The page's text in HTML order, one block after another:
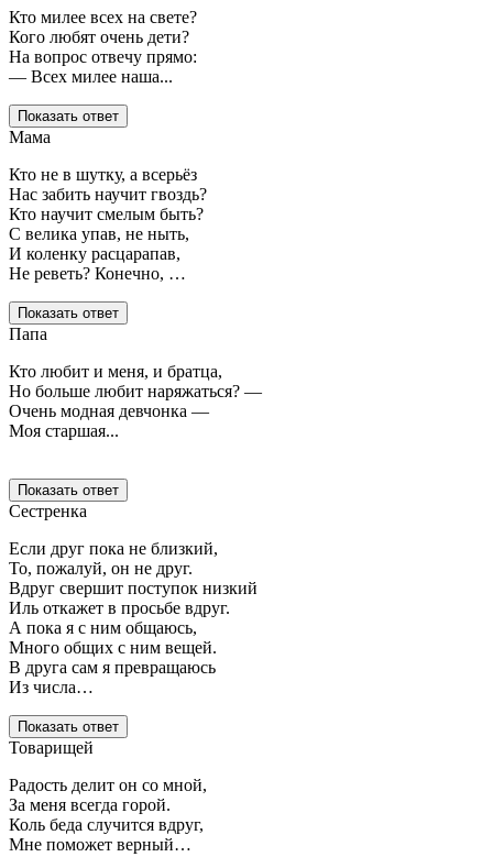
Кто милее всех на свете?
Кого любят очень дети?
На вопрос отвечу прямо:
— Всех милее наша...
Показать ответ
Мама
Кто не в шутку, а всерьёз
Нас забить научит гвоздь?
Кто научит смелым быть?
С велика упав, не ныть,
И коленку расцарапав,
Не реветь? Конечно, …
Показать ответ
Папа
Кто любит и меня, и братца,
Но больше любит наряжаться? —
Очень модная девчонка —
Моя старшая...
Показать ответ
Сестренка
Если друг пока не близкий,
То, пожалуй, он не друг.
Вдруг свершит поступок низкий
Иль откажет в просьбе вдруг.
А пока я с ним общаюсь,
Много общих с ним вещей.
В друга сам я превращаюсь
Из числа…
Показать ответ
Товарищей
Радость делит он со мной,
За меня всегда горой.
Коль беда случится вдруг,
Мне поможет верный…